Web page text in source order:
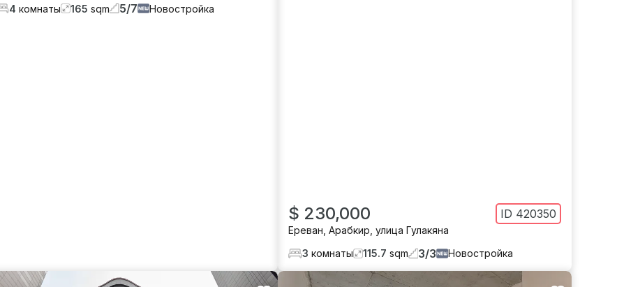
4 комнаты 165 sqm 5/7 Новостройка
$ 230,000 ID 420350
Ереван Арабкир улица Гулакяна
3 комнаты 115.7 sqm 3/3 Новостройка